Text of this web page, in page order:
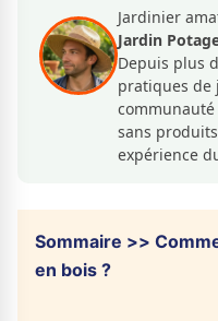
Jardinier
Jardin
Depuis plus
pratiques
sans
expérience
Sommaire >>
en bois ?